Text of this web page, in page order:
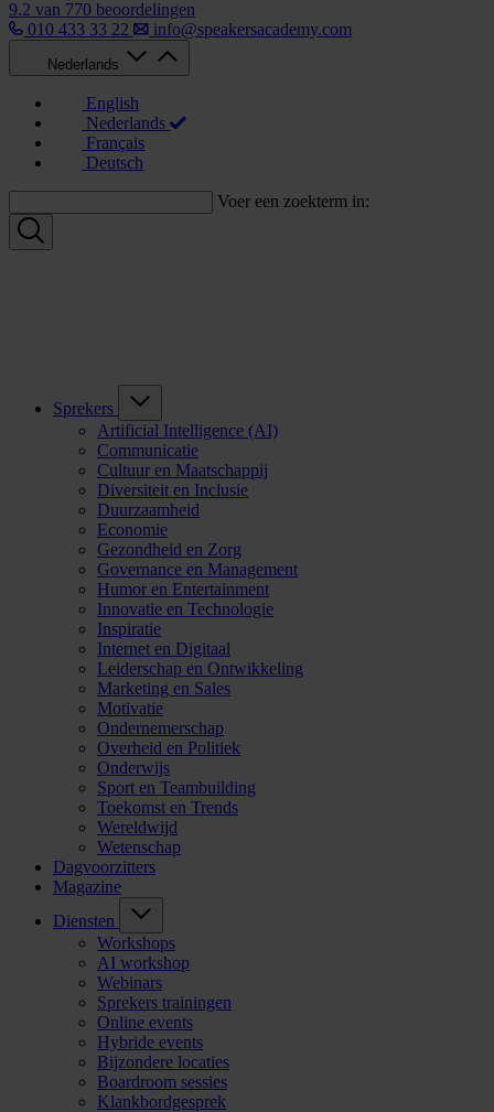
9.2 van 770 beoordelingen
010 433 33 22
info@speakersacademy.com
Nederlands
English
Nederlands
Français
Deutsch
Voer een zoekterm in:
Sprekers
Artificial Intelligence (AI)
Communicatie
Cultuur en Maatschappij
Diversiteit en Inclusie
Duurzaamheid
Economie
Gezondheid en Zorg
Governance en Management
Humor en Entertainment
Innovatie en Technologie
Inspiratie
Internet en Digitaal
Leiderschap en Ontwikkeling
Marketing en Sales
Motivatie
Ondernemerschap
Overheid en Politiek
Onderwijs
Sport en Teambuilding
Toekomst en Trends
Wereldwijd
Wetenschap
Dagvoorzitters
Magazine
Diensten
Workshops
AI workshop
Webinars
Sprekers trainingen
Online events
Hybride events
Bijzondere locaties
Boardroom sessies
Klankbordgesprek